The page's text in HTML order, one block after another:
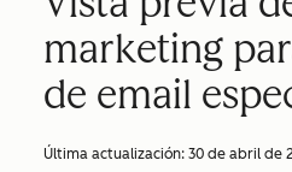
marketing
de email
Última actualización: 30 de abril de